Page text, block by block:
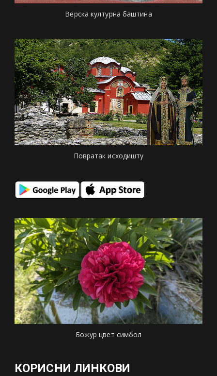
Верска културна баштина
Повратак исходишту
Божур цвет симбол
КОРИСНИ ЛИНКОВИ